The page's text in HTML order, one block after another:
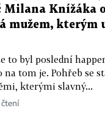
Milana Knížáka
mužem, kterým
to byl poslední
na tom je. Pohřeb se
kterými slavný...
čtení